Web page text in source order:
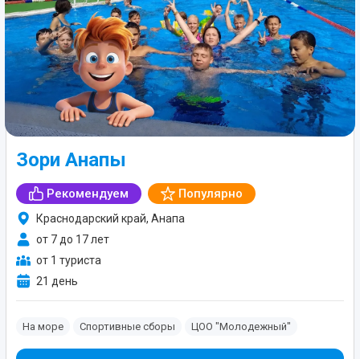
Зори Анапы
Рекомендуем Популярно
Краснодарский край, Анапа
от 7 до 17 лет
от 1 туриста
21 день
На море Спортивные сборы ЦОО "Молодежный"